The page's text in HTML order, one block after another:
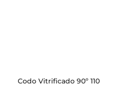
Codo Vitrificado 90º 110